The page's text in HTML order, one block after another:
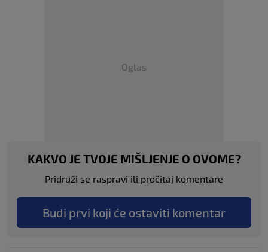
Oglas
KAKVO JE TVOJE MIŠLJENJE O OVOME?
Pridruži se raspravi ili pročitaj komentare
Budi prvi koji će ostaviti komentar